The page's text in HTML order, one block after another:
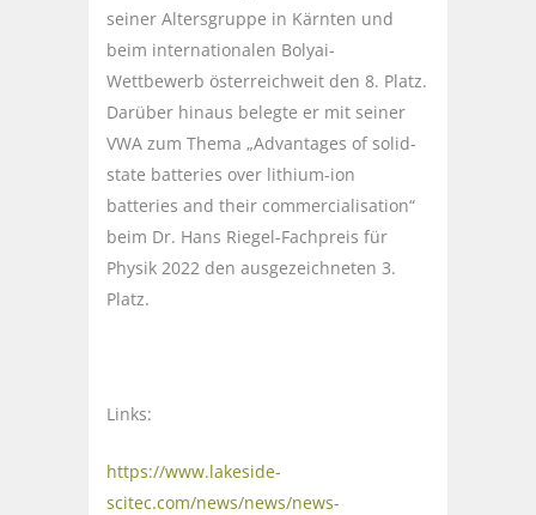
seiner Altersgruppe in Kärnten und
beim internationalen Bolyai-
Wettbewerb österreichweit den 8. Platz.
Darüber hinaus belegte er mit seiner
VWA zum Thema „Advantages of solid-
state batteries over lithium-ion
batteries and their commercialisation“
beim Dr. Hans Riegel-Fachpreis für
Physik 2022 den ausgezeichneten 3.
Platz.
Links:
https://www.lakeside-
scitec.com/news/news/news-